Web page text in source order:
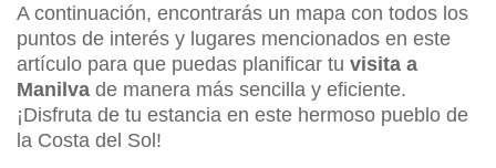
A continuación, encontrarás un mapa con todos los
puntos de interés y lugares mencionados en este
artículo para que puedas planificar tu visita a
Manilva de manera más sencilla y eficiente.
¡Disfruta de tu estancia en este hermoso pueblo de
la Costa del Sol!